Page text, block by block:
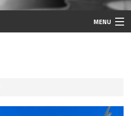
MENU